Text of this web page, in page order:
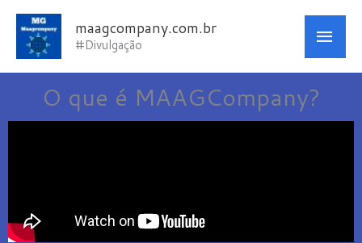
para
conteúdo
maagcompany.com.br
#Divulgação
O que é MAAGCompany?